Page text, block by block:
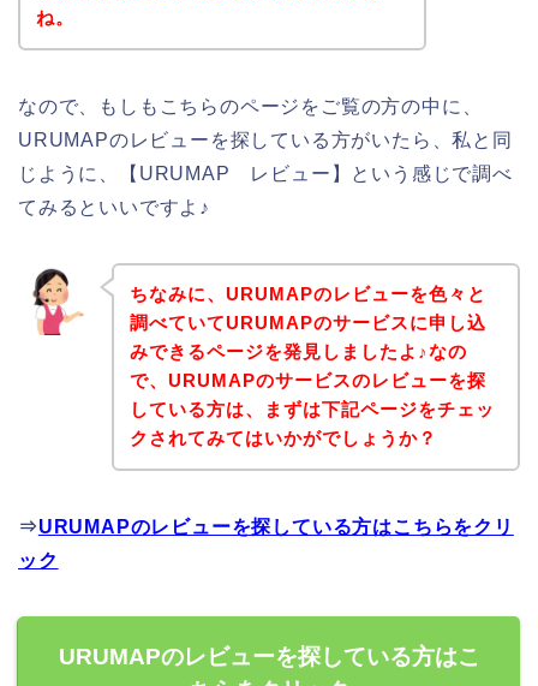
ね。
なので、もしもこちらのページをご覧の方の中に、
URUMAPのレビューを探している方がいたら、私と同
じように、【URUMAP レビュー】という感じで調べ
てみるといいですよ♪
ちなみに、URUMAPのレビューを色々と
調べていてURUMAPのサービスに申し込
みできるページを発見しましたよ♪なの
で、URUMAPのサービスのレビューを探
している方は、まずは下記ページをチェッ
クされてみてはいかがでしょうか？
⇒URUMAPのレビューを探している方はこちらをクリ
ック
URUMAPのレビューを探している方はこ